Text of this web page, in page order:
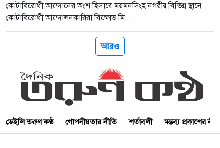
কোটাবিরোধী আন্দোনের অংশ হিসাবে ময়মনসিংহ নগরীর বিভিন্ন স্থানে
কোটাবিরোধী আন্দোলনকারিরা বিক্ষোভ মি...
আরও
ডেইলি তরুণ কণ্ঠ গোপনীয়তার নীতি শর্তাবলী মন্তব্য প্রকাশের